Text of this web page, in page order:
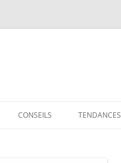
CONSEILS TENDANCES